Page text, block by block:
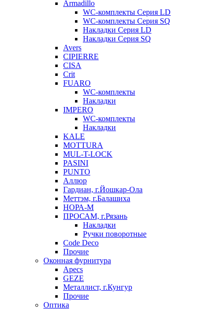
Armadillo
WC-комплекты Серия LD
WC-комплекты Серия SQ
Накладки Серия LD
Накладки Серия SQ
Avers
CIPIERRE
CISA
Crit
FUARO
WC-комплекты
Накладки
IMPERO
WC-комплекты
Накладки
KALE
MOTTURA
MUL-T-LOCK
PASINI
PUNTO
Аллюр
Гардиан, г.Йошкар-Ола
Меттэм, г.Балашиха
НОРА-М
ПРОСАМ, г.Рязань
Накладки
Ручки поворотные
Code Deco
Прочие
Оконная фурнитура
Apecs
GEZE
Металлист, г.Кунгур
Прочие
Оптика